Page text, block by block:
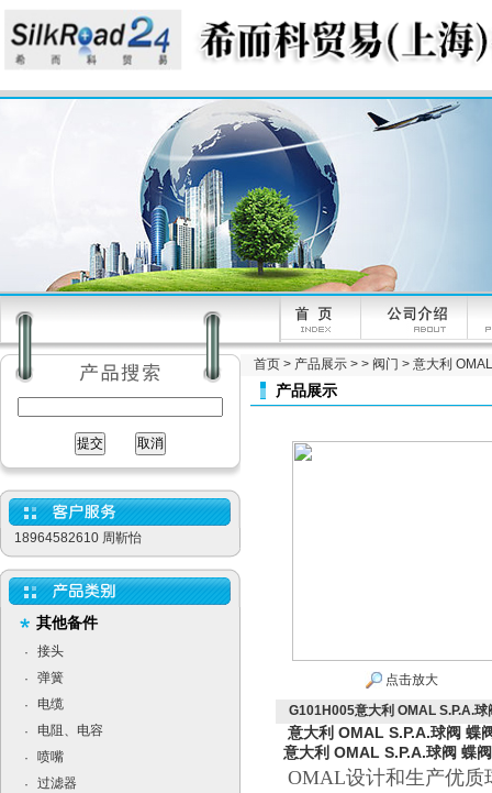
18964582610 周靳怡
其他备件
·
接头
·
弹簧
·
电缆
·
电阻、电容
·
喷嘴
·
过滤器
首页 > 产品展示 > > 阀门 > 意大利
产品展示
点击放大
G101H005意大利 OMAL S.P.A.球
意大利 OMAL S.P.A.球阀 蝶
意大利 OMAL S.P.A.球阀 蝶
OMAL设计和生产优质